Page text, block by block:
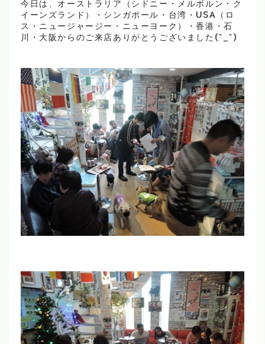
今日は、オーストラリア（シドニー・メルボルン・ク
イーンズランド）・シンガポール・台湾・USA（ロ
ス・ニュージャージー・ニューヨーク）・香港・石
川・大阪からのご来店ありがとうございました(^_^)